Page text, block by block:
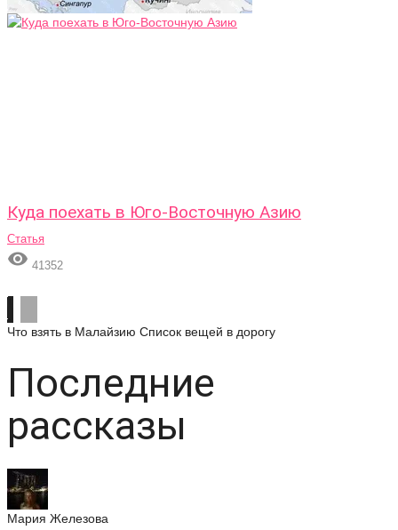
Куда поехать в Юго-Восточную Азию
Статья
 41352
Что взять в Малайзию Список вещей в дорогу
Последние
рассказы
Мария Железова